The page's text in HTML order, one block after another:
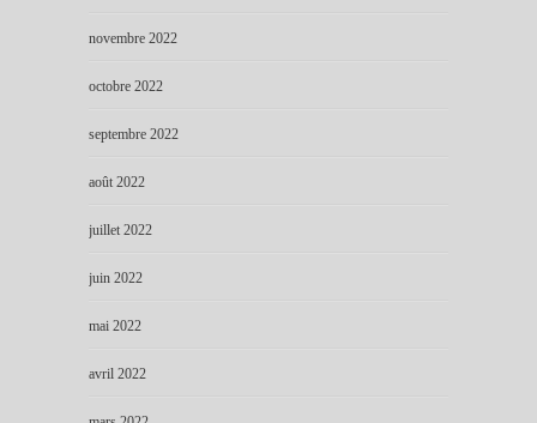
novembre 2022
octobre 2022
septembre 2022
août 2022
juillet 2022
juin 2022
mai 2022
avril 2022